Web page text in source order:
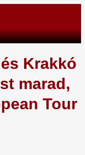
Krakkó
marad,
Tour